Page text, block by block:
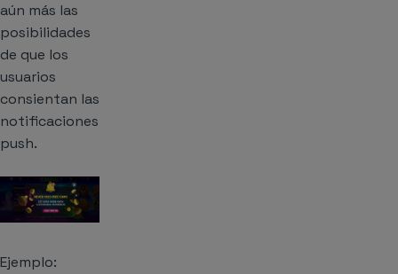
aún más las
posibilidades
de que los
usuarios
consientan las
notificaciones
push.
Ejemplo: